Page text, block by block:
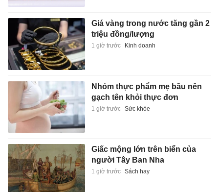
Giá vàng trong nước tăng gần 2
triệu đồng/lượng
1 giờ trước Kinh doanh
Nhóm thực phẩm mẹ bầu nên
gạch tên khỏi thực đơn
1 giờ trước Sức khỏe
Giấc mộng lớn trên biển của
người Tây Ban Nha
1 giờ trước Sách hay